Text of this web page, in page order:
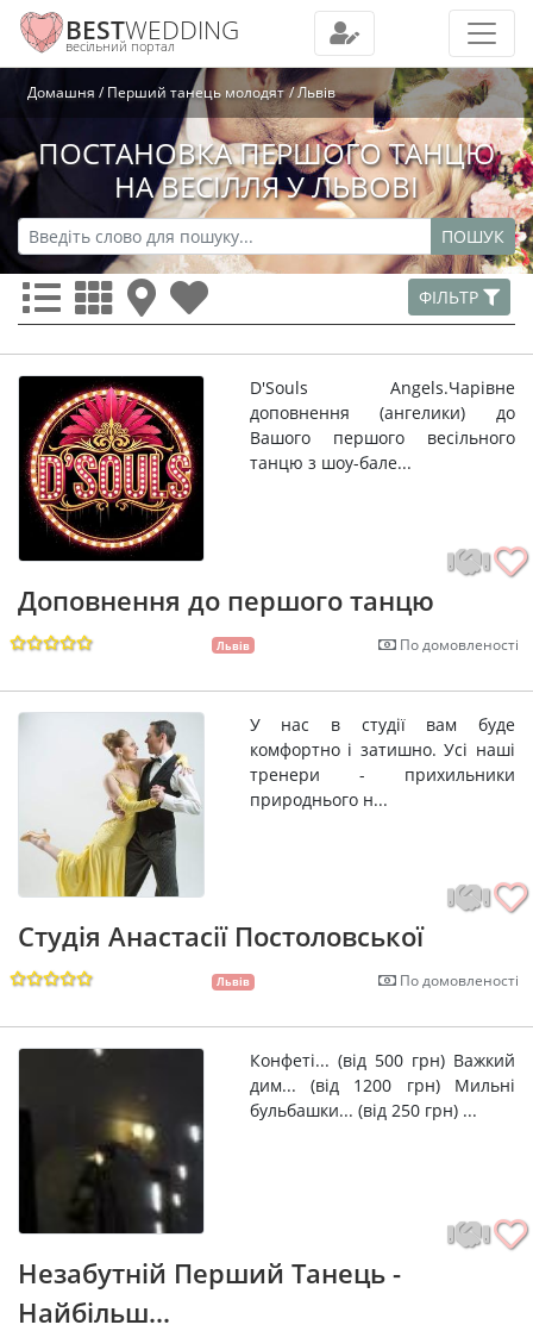
BESTWEDDING
весільний портал
Домашня Перший танець молодят Львів
ПОСТАНОВКА ПЕРШОГО ТАНЦЮ
НА ВЕСІЛЛЯ У ЛЬВОВІ
ПОШУК
ФІЛЬТР
D'Souls Angels.Чарівне
доповнення (ангелики) до
Вашого першого весільного
танцю з шоу-бале...
Доповнення до першого танцю
Львів По домовленості
У нас в студії вам буде
комфортно і затишно. Усі наші
тренери - прихильники
природнього н...
Студія Анастасії Постоловської
Львів По домовленості
Конфеті... (від 500 грн) Важкий
дим... (від 1200 грн) Мильні
бульбашки... (від 250 грн) ...
Незабутній Перший Танець -
Найбільш...